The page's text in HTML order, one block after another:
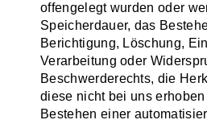
offengelegt wurden oder
Speicherdauer, das
Berichtigung, Löschung,
Verarbeitung oder
Beschwerderechts, die
diese nicht bei uns
Bestehen einer